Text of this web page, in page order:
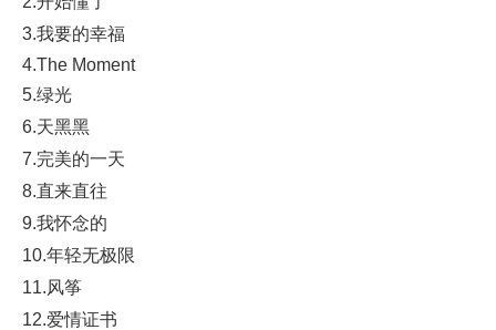
3.我要的幸福
4.The Moment
5.绿光
6.天黑黑
7.完美的一天
8.直来直往
9.我怀念的
10.年轻无极限
11.风筝
12.爱情证书